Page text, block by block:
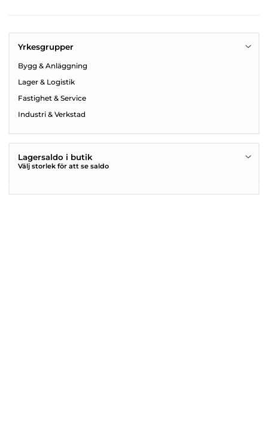
Yrkesgrupper
Bygg & Anläggning
Lager & Logistik
Fastighet & Service
Industri & Verkstad
Lagersaldo i butik
Välj storlek för att se saldo